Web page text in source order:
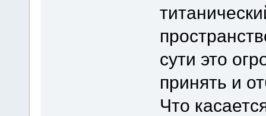
сути это
принять и
Что